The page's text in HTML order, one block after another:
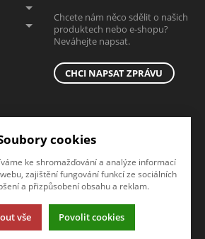
Chcete nám něco sdělit o našich
produktech nebo e-shopu?
Neváhejte napsat.
CHCI NAPSAT ZPRÁVU
cookies. Klikněte pro více informací.
cookies
ke shromažďování a analýze informací
zajištění fungování funkcí ze sociálních
a přizpůsobení obsahu a reklam.
vše Povolit cookies